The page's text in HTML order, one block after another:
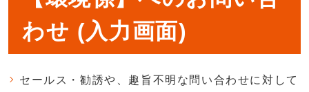
わせ (入力画面)
セールス・勧誘や、趣旨不明な問い合わせに対して